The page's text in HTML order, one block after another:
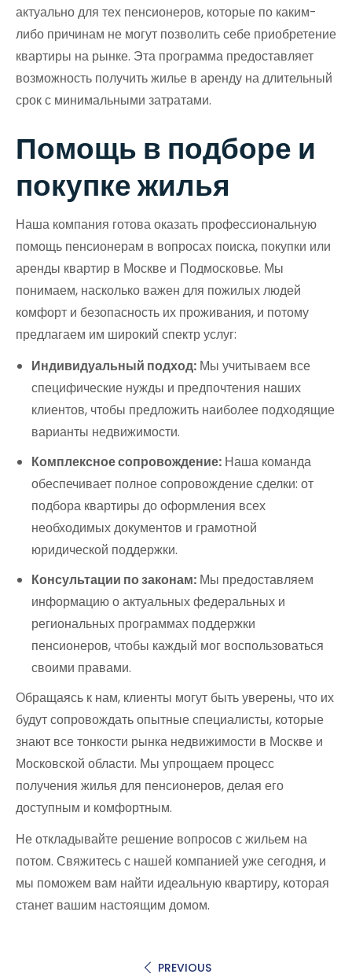
актуально для тех пенсионеров, которые по каким-
либо причинам не могут позволить себе приобретение
квартиры на рынке. Эта программа предоставляет
возможность получить жилье в аренду на длительный
срок с минимальными затратами.
Помощь в подборе и
покупке жилья
Наша компания готова оказать профессиональную
помощь пенсионерам в вопросах поиска, покупки или
аренды квартир в Москве и Подмосковье. Мы
понимаем, насколько важен для пожилых людей
комфорт и безопасность их проживания, и потому
предлагаем им широкий спектр услуг:
Индивидуальный подход: Мы учитываем все
специфические нужды и предпочтения наших
клиентов, чтобы предложить наиболее подходящие
варианты недвижимости.
Комплексное сопровождение: Наша команда
обеспечивает полное сопровождение сделки: от
подбора квартиры до оформления всех
необходимых документов и грамотной
юридической поддержки.
Консультации по законам: Мы предоставляем
информацию о актуальных федеральных и
региональных программах поддержки
пенсионеров, чтобы каждый мог воспользоваться
своими правами.
Обращаясь к нам, клиенты могут быть уверены, что их
будут сопровождать опытные специалисты, которые
знают все тонкости рынка недвижимости в Москве и
Московской области. Мы упрощаем процесс
получения жилья для пенсионеров, делая его
доступным и комфортным.
Не откладывайте решение вопросов с жильем на
потом. Свяжитесь с нашей компанией уже сегодня, и
мы поможем вам найти идеальную квартиру, которая
станет вашим настоящим домом.
PREVIOUS